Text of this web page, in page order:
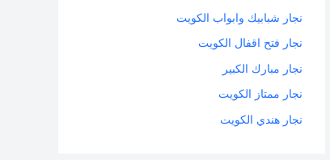
نجار شبابيك وابواب الكويت
نجار فتح اقفال الكويت
نجار مبارك الكبير
نجار ممتاز الكويت
نجار هندي الكويت